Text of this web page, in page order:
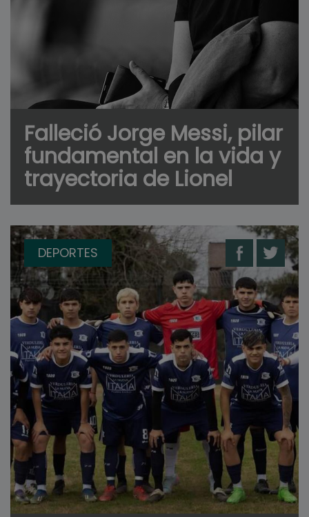
Falleció Jorge Messi, pilar
fundamental en la vida y
trayectoria de Lionel
DEPORTES